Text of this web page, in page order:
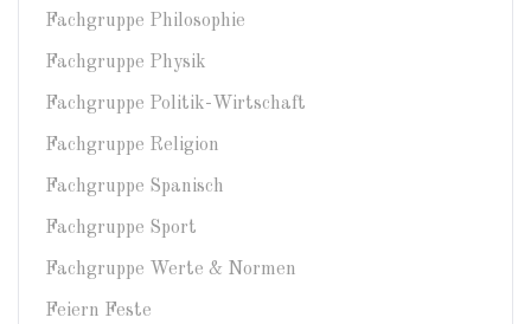
Fachgruppe Philosophie
Fachgruppe Physik
Fachgruppe Politik-Wirtschaft
Fachgruppe Religion
Fachgruppe Spanisch
Fachgruppe Sport
Fachgruppe Werte & Normen
Feiern Feste